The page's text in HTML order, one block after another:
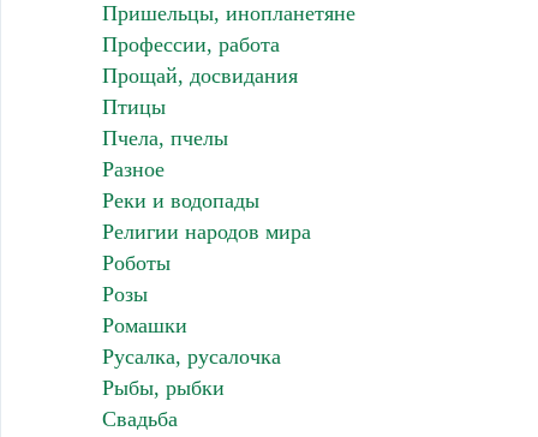
Пришельцы, инопланетяне
Профессии, работа
Прощай, досвидания
Птицы
Пчела, пчелы
Разное
Реки и водопады
Религии народов мира
Роботы
Розы
Ромашки
Русалка, русалочка
Рыбы, рыбки
Свадьба